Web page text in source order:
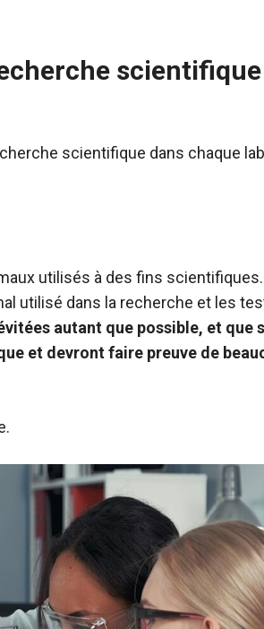
scientifique dans chaque
utilisés à des fins
utilisé dans la recherche et les
autant que possible, et que
et devront faire preuve de